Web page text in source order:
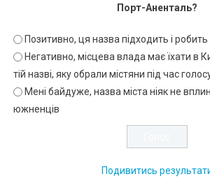
Порт-Аненталь?
Позитивно, ця назва підходить і
Негативно, місцева влада має їхати в
тій назві, яку обрали містяни під час
Мені байдуже, назва міста ніяк не
южненців
Подивитись